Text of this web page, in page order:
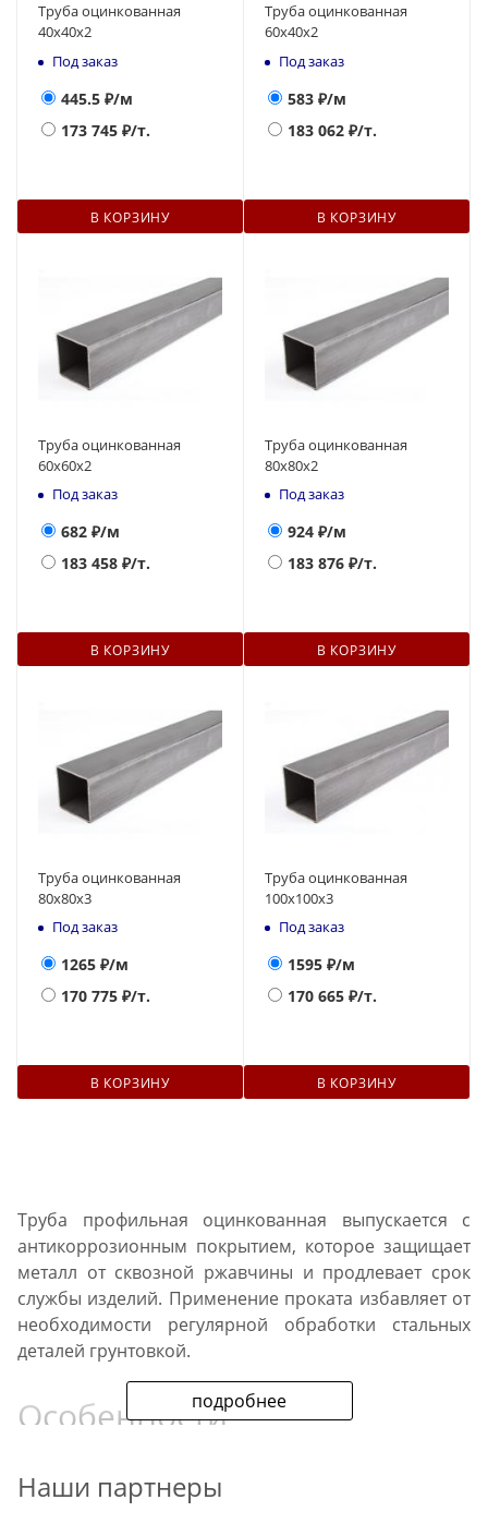
Труба оцинкованная
40x40x2
Под заказ
445.5 ₽/м
173 745 ₽/т.
В КОРЗИНУ
Труба оцинкованная
60x40x2
Под заказ
583 ₽/м
183 062 ₽/т.
В КОРЗИНУ
Труба оцинкованная
60x60x2
Под заказ
682 ₽/м
183 458 ₽/т.
В КОРЗИНУ
Труба оцинкованная
80x80x2
Под заказ
924 ₽/м
183 876 ₽/т.
В КОРЗИНУ
Труба оцинкованная
80x80x3
Под заказ
1265 ₽/м
170 775 ₽/т.
В КОРЗИНУ
Труба оцинкованная
100x100x3
Под заказ
1595 ₽/м
170 665 ₽/т.
В КОРЗИНУ
подробнее
Труба профильная оцинкованная выпускается с
антикоррозионным покрытием, которое защищает
металл от сквозной ржавчины и продлевает срок
службы изделий. Применение проката избавляет от
необходимости регулярной обработки стальных
деталей грунтовкой.
Особенности
труб
Наши партнеры